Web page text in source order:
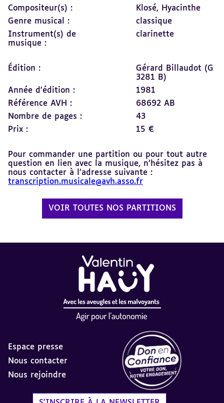
Compositeur(s) :
Klosé, Hyacinthe
Genre musical :
classique
Instrument(s) de
musique :
clarinette
Édition :
Gérard Billaudot (G
3281 B)
Année d'édition :
1981
Référence AVH :
68692 AB
Nombre de pages :
43
Prix :
15 €
Pour commander une partition ou pour tout autre
question en lien avec la musique, n’hésitez pas à
nous contacter à l’adresse suivante :
transcription.musicale@avh.asso.fr
VOIR TOUTES NOS PARTITIONS
Espace presse
Nous contacter
Nous rejoindre